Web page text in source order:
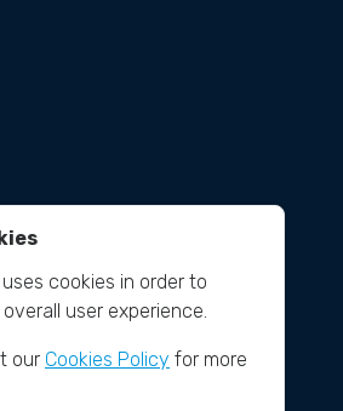
cookies in order to
user experience.
our Cookies Policy for more